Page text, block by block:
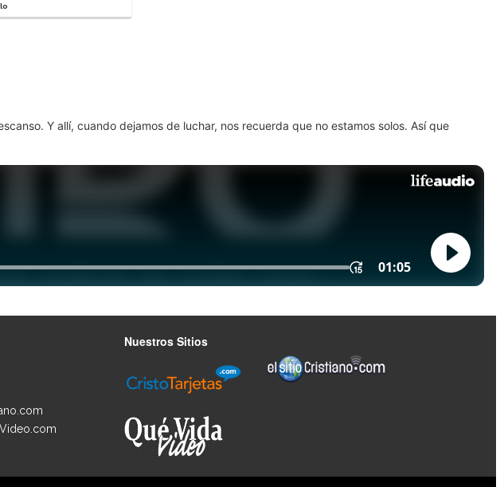
Y allí, cuando dejamos de luchar, nos recuerda que no estamos solos. Así que
Nuestros Sitios